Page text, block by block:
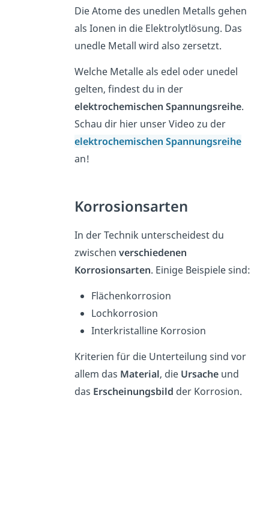
Die Atome des unedlen Metalls gehen
als Ionen in die Elektrolytlösung. Das
unedle Metall wird also zersetzt.
Welche Metalle als edel oder unedel
gelten, findest du in der
elektrochemischen Spannungsreihe.
Schau dir hier unser Video zu der
elektrochemischen Spannungsreihe
an!
Korrosionsarten
In der Technik unterscheidest du
zwischen verschiedenen
Korrosionsarten. Einige Beispiele sind:
Flächenkorrosion
Lochkorrosion
Interkristalline Korrosion
Kriterien für die Unterteilung sind vor
allem das Material, die Ursacheund
das Erscheinungsbild der Korrosion.